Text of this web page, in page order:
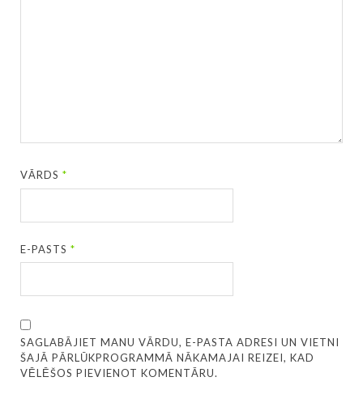
VĀRDS*
E-PASTS*
SAGLABĀJIET MANU VĀRDU, E-PASTA ADRESI UN VIETNI
ŠAJĀ PĀRLŪKPROGRAMMĀ NĀKAMAJAI REIZEI, KAD
VĒLĒŠOS PIEVIENOT KOMENTĀRU.